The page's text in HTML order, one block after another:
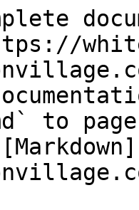
to